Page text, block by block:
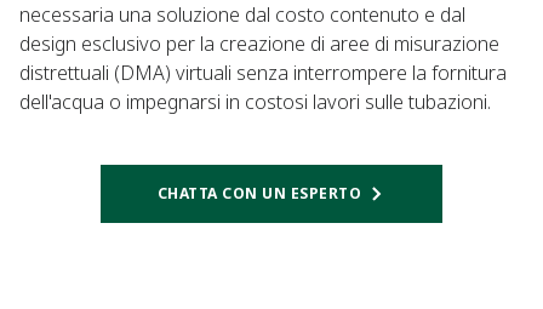
necessaria una soluzione dal costo contenuto e dal
design esclusivo per la creazione di aree di misurazione
distrettuali (DMA) virtuali senza interrompere la fornitura
dell'acqua o impegnarsi in costosi lavori sulle tubazioni.
CHATTA CON UN ESPERTO